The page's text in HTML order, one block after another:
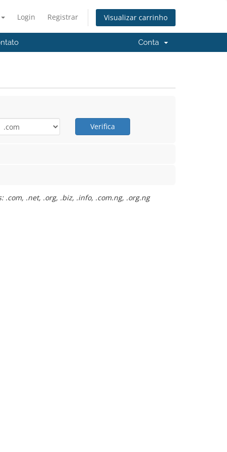
Login Registrar Visualizar carrinho
Conta
Verifica
.com, .net, .org, .biz, .info, .com.ng, .org.ng